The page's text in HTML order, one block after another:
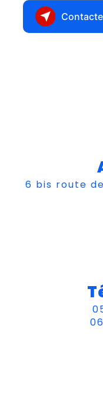
6 bis route de pouzaur, 17250 Sainte-